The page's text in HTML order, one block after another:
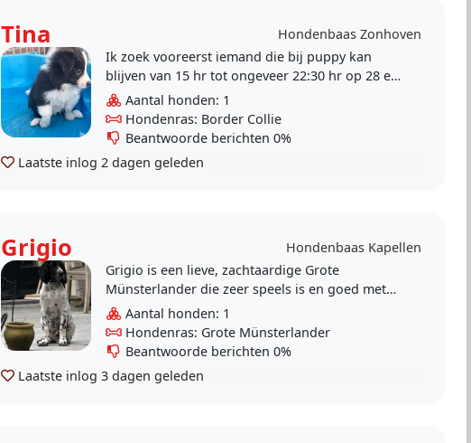
Tina
Hondenbaas Zonhoven
Ik zoek vooreerst iemand die bij puppy kan
blijven van 15 hr tot ongeveer 22:30 hr op 28 en
29 augustus
Aantal honden: 1
Hondenras: Border Collie
Beantwoorde berichten 0%
Laatste inlog 2 dagen geleden
Grigio
Hondenbaas Kapellen
Grigio is een lieve, zachtaardige Grote
Münsterlander die zeer speels is en goed met
andere honden (groot & klein) omgaat. Ik zoek
dringend een..
Aantal honden: 1
Hondenras: Grote Münsterlander
Beantwoorde berichten 0%
Laatste inlog 3 dagen geleden